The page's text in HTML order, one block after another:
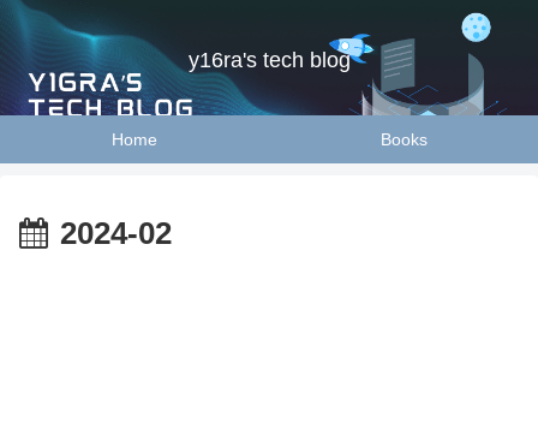
y16ra's tech blog
Home Books
2024-02